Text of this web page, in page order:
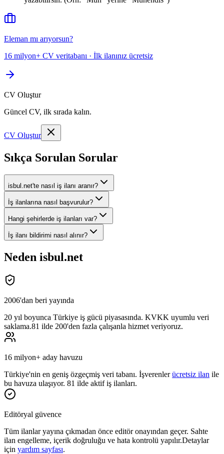
Eleman mı arıyorsun?
16 milyon+ CV veritabanı · İlk ilanınız ücretsiz
CV Oluştur
Güncel CV, ilk sırada kalın.
CV Oluştur
Sıkça Sorulan Sorular
isbul.net'te nasıl iş ilanı aranır?
İş ilanlarına nasıl başvurulur?
Hangi şehirlerde iş ilanları var?
İş ilanı bildirimi nasıl alınır?
Neden isbul.net
2006'dan beri yayında
20 yıl boyunca Türkiye iş gücü piyasasında. KVKK uyumlu veri
saklama.81 ilde 200'den fazla çalışanla hizmet veriyoruz.
16 milyon+ aday havuzu
Türkiye'nin en geniş özgeçmiş veri tabanı. İşverenler ücretsiz ilan ile
bu havuza ulaşıyor. 81 ilde aktif iş ilanları.
Editöryal güvence
Tüm ilanlar yayına çıkmadan önce editör onayından geçer. Sahte
ilan engelleme, içerik doğruluğu ve hata kontrolü yapılır.Detaylar
için yardım sayfası.